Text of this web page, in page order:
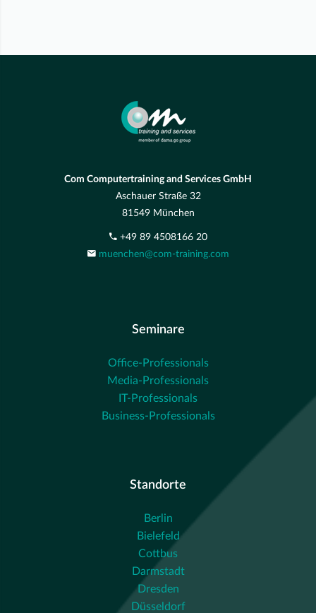
Com Computertraining and Services GmbH
Aschauer Straße 32
81549 München
+49 89 4508166 20
muenchen@com-training.com
Seminare
Office-Professionals
Media-Professionals
IT-Professionals
Business-Professionals
Standorte
Berlin
Bielefeld
Cottbus
Darmstadt
Dresden
Düsseldorf